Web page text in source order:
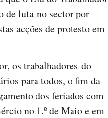
de luta no sector por
acções de protesto em
os trabalhadores do
para todos, o fim da
dos feriados com
no 1.º de Maio e em